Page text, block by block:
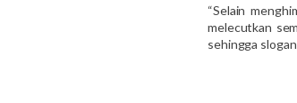
“Selain
melecutkan
sehingga